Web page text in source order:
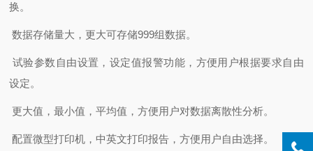
换。
数据存储量大，更大可存储999组数据。
试验参数自由设置，设定值报警功能，方便用户根据要求自由
设定。
更大值，最小值，平均值，方便用户对数据离散性分析。
配置微型打印机，中英文打印报告，方便用户自由选择。